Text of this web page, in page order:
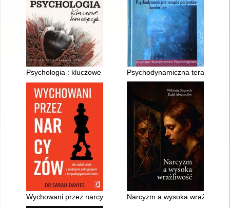
Psychologia : kluczowe koncepcje. 4,Psychodynamiczna terapia
Wychowani przez narcyzów Narcyzm a wysoka wrażliwość